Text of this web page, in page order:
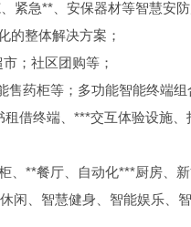
急**、安保器材等智慧安防
的整体解决方案；
；社区团购等；
药柜等；多功能智能终端组
借终端、***交互体验设施
、**餐厅、自动化***厨房、
闲、智慧健身、智能娱乐、